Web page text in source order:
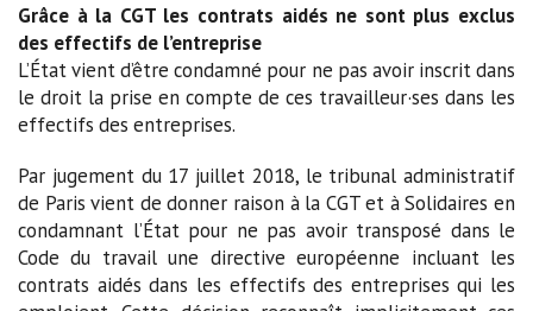
Grâce à la CGT les contrats aidés ne sont plus exclus
des effectifs de l’entreprise
L’État vient d’être condamné pour ne pas avoir inscrit dans
le droit la prise en compte de ces travailleur·ses dans les
effectifs des entreprises.
Par jugement du 17 juillet 2018, le tribunal administratif
de Paris vient de donner raison à la CGT et à Solidaires en
condamnant l’État pour ne pas avoir transposé dans le
Code du travail une directive européenne incluant les
contrats aidés dans les effectifs des entreprises qui les